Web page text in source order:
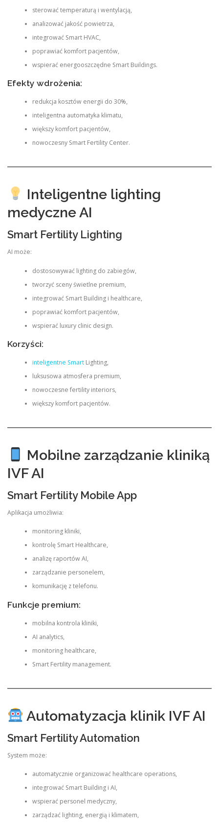
sterować temperaturą i wentylacją,
analizować jakość powietrza,
integrować Smart HVAC,
poprawiać komfort pacjentów,
wspierać energooszczędne Smart Buildings.
Efekty wdrożenia:
redukcja kosztów energii do 30%,
inteligentna automatyka klimatu,
większy komfort pacjentów,
nowoczesny Smart Fertility Center.
Inteligentne lighting
medyczne AI
Smart Fertility Lighting
AI może:
dostosowywać lighting do zabiegów,
tworzyć sceny świetlne premium,
integrować Smart Building i healthcare,
poprawiać komfort pacjentów,
wspierać luxury clinic design.
Korzyści:
inteligentne SmartLighting,
luksusowa atmosfera premium,
nowoczesne fertility interiors,
większy komfort pacjentów.
Mobilne zarządzanie kliniką
IVF AI
Smart Fertility Mobile App
Aplikacja umożliwia:
monitoring kliniki,
kontrolę Smart Healthcare,
analizę raportów AI,
zarządzanie personelem,
komunikację z telefonu.
Funkcje premium:
mobilna kontrola kliniki,
AI analytics,
monitoring healthcare,
Smart Fertility management.
Automatyzacja klinik IVF AI
Smart Fertility Automation
System może:
automatycznie organizować healthcare operations,
integrować Smart Building i AI,
wspierać personel medyczny,
zarządzać lighting, energią i klimatem,